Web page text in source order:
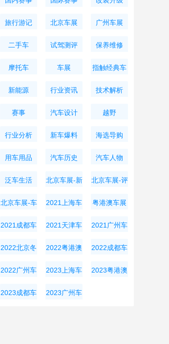
旅行游记 北京车展 广州车展
二手车 试驾测评 保养维修
摩托车 车展 指触经典车
新能源 行业资讯 技术解析
赛事 汽车设计 越野
行业分析 新车爆料 海选导购
用车用品 汽车历史 汽车人物
泛车生活 北京车展-新
车资讯
北京车展-评
测导购
北京车展-车
展周边
2021上海车 粤港澳车展
2021成都车
展
2021天津车
展
2021广州车
展
2022北京冬
奥会
2022粤港澳
大湾区车展
2022成都车
展
2022广州车
展
2023上海车
展
2023粤港澳
2023成都车 2023广州车